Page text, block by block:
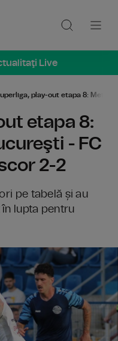
Live
play-out etapa 8:
etapa 8:
- FC
2-2
pe tabelă și au
lupta pentru